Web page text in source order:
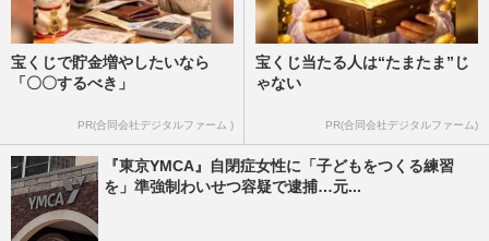
宝くじで貯金増やしたいなら
「〇〇するべき」
PR(合同会社デジタルファーム )
宝くじ当たる人は“たまたま”じ
ゃない
PR(合同会社デジタルファーム)
『東京YMCA』自閉症女性に「子どもをつくる練習
を」準強制わいせつ容疑で逮捕…元...